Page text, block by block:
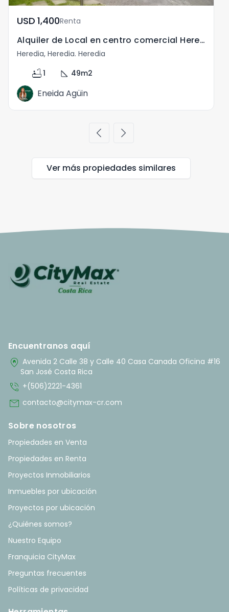
USD	1,400Renta
Alquiler de Local en centro comercial Heredia Lagunilla
Heredia, Heredia. Heredia
bathtub1 square_foot 49m2
Eneida Agüin
chevron_left chevron_right
Ver más propiedades similares
Encuentranos aquí
home_pin Avenida 2 Calle 38 y Calle 40 Casa Canada Oficina #16
San José Costa Rica
phone_in_talk +(506)2221-4361
mail contacto@citymax-cr.com
Sobre nosotros
Propiedades en Venta
Propiedades en Renta
Proyectos Inmobiliarios
Inmuebles por ubicación
Proyectos por ubicación
¿Quiénes somos?
Nuestro Equipo
Franquicia CityMax
Preguntas frecuentes
Políticas de privacidad